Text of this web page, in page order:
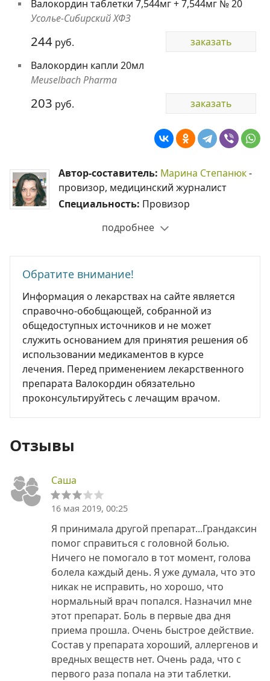
Валокордин таблетки 7,544мг + 7,544мг № 20
Усолье-Сибирский ХФЗ
244 руб.
заказать
Валокордин капли 20мл
Meuselbach Pharma
203 руб. заказать
Автор-составитель: Марина Степанюк-
провизор, медицинский журналист
Специальность: Провизор
подробнее
Обратите внимание!
Информация о лекарствах на сайте является
справочно-обобщающей, собранной из
общедоступных источников и не может
служить основанием для принятия решения об
использовании медикаментов в курсе
лечения. Перед применением лекарственного
препарата Валокордин обязательно
проконсультируйтесь с лечащим врачом.
Отзывы
Саша
16 мая 2019, 00:25
Я принимала другой препарат...Грандаксин
помог справиться с головной болью.
Ничего не помогало в тот момент, голова
болела каждый день. Я уже думала, что это
никак не исправить, но хорошо, что
нормальный врач попался. Назначил мне
этот препарат. Боль в первые два дня
приема прошла. Очень быстрое действие.
Состав у препарата хороший, аллергенов и
вредных веществ нет. Очень рада, что с
первого раза попала на эти таблетки.